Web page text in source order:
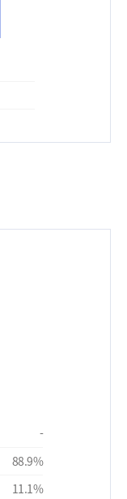
-
88.9%
11.1%